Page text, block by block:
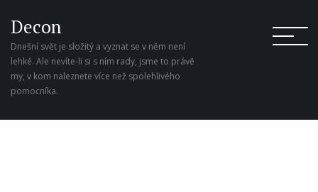
Decon
Dnešní svět je složitý a vyznat se v něm není
lehké. Ale nevíte-li si s ním rady, jsme to právě
my, v kom naleznete více než spolehlivého
pomocníka.